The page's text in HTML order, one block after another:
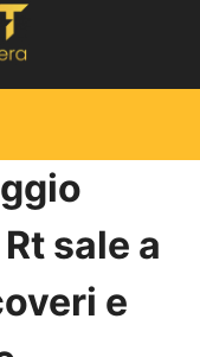
sale a
e